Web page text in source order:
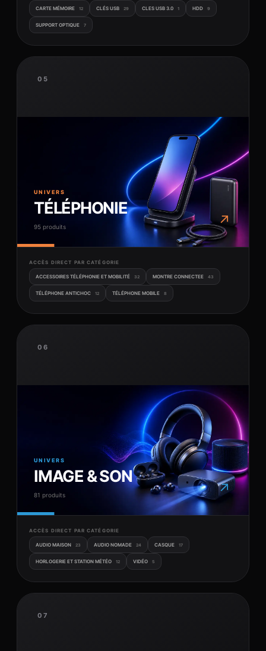
CARTE MÉMOIRE 12 CLÉS USB 29 CLES USB 3.0 1 HDD 9
SUPPORT OPTIQUE 7
05
UNIVERS
TÉLÉPHONIE
95 produits ↗
ACCÈS DIRECT PAR CATÉGORIE
ACCESSOIRES TÉLÉPHONIE ET MOBILITÉ 32 MONTRE CONNECTEE 43
TÉLÉPHONE ANTICHOC 12 TÉLÉPHONE MOBILE 8
06
UNIVERS
IMAGE & SON
81 produits ↗
ACCÈS DIRECT PAR CATÉGORIE
AUDIO MAISON 23 AUDIO NOMADE 24 CASQUE 17
HORLOGERIE ET STATION MÉTÉO 12 VIDÉO 5
07